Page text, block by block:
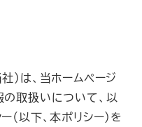
）は、当ホームページ
取扱いについて、以
以下、本ポリシー）を